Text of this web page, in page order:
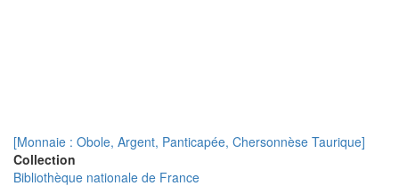
[Monnaie : Obole, Argent, Panticapée, Chersonnèse Taurique]
Collection
Bibliothèque nationale de France